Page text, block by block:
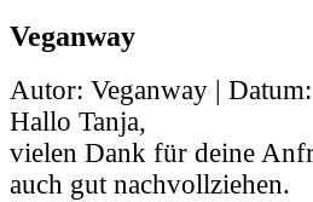
Veganway
Autor: Veganway | Datum:
Hallo Tanja,
vielen Dank für deine
auch gut nachvollziehen.